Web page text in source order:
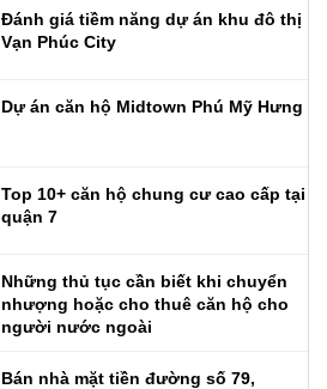
Đánh giá tiềm năng dự án khu đô thị
Vạn Phúc City
Dự án căn hộ Midtown Phú Mỹ Hưng
Top 10+ căn hộ chung cư cao cấp tại
quận 7
Những thủ tục cần biết khi chuyển
nhượng hoặc cho thuê căn hộ cho
người nước ngoài
Bán nhà mặt tiền đường số 79,